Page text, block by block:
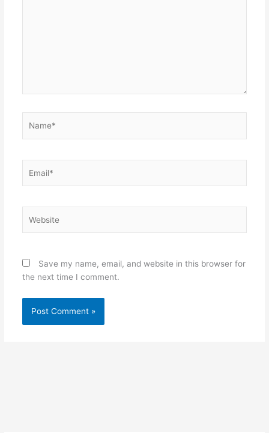
Save my name, email, and website in this browser for
the next time I comment.